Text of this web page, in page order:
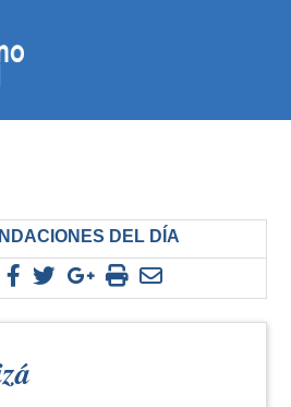
DEL DÍA